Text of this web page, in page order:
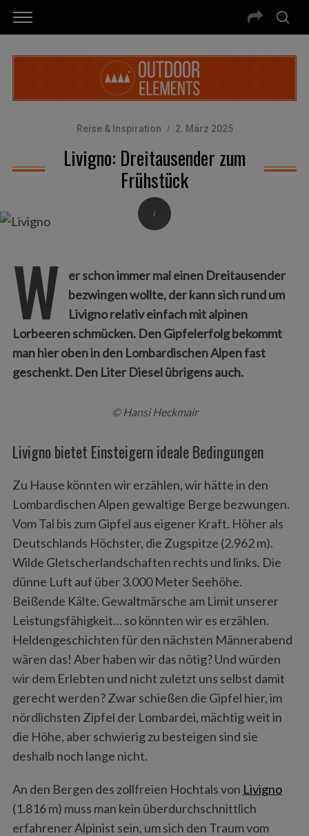
Reise & Inspiration 2. März 2025
Livigno: Dreitausender zum
Frühstück
W
er schon immer mal einen Dreitausender
bezwingen wollte, der kann sich rund um
Livigno relativ einfach mit alpinen
Lorbeeren schmücken. Den Gipfelerfolg bekommt
man hier oben in den Lombardischen Alpen fast
geschenkt. Den Liter Diesel übrigens auch.
© Hansi Heckmair
Livigno bietet Einsteigern ideale Bedingungen
Zu Hause könnten wir erzählen, wir hätte in den
Lombardischen Alpen gewaltige Berge bezwungen.
Vom Tal bis zum Gipfel aus eigener Kraft. Höher als
Deutschlands Höchster, die Zugspitze (2.962 m).
Wilde Gletscherlandschaften rechts und links. Die
dünne Luft auf über 3.000 Meter Seehöhe.
Beißende Kälte. Gewaltmärsche am Limit unserer
Leistungsfähigkeit… so könnten wir es erzählen.
Heldengeschichten für den nächsten Männerabend
wären das! Aber haben wir das nötig? Und würden
wir dem Erlebten und nicht zuletzt uns selbst damit
gerecht werden? Zwar schießen die Gipfel hier, im
nördlichsten Zipfel der Lombardei, mächtig weit in
die Höhe, aber schwierig zu besteigen sind sie
deshalb noch lange nicht.
An den Bergen des zollfreien Hochtals von Livigno
(1.816 m) muss man kein überdurchschnittlich
erfahrener Alpinist sein, um sich den Traum vom